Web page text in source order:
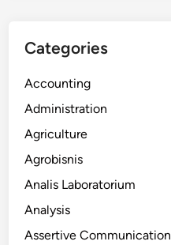
Categories
Accounting
Administration
Agriculture
Agrobisnis
Analis Laboratorium
Analysis
Assertive Communication